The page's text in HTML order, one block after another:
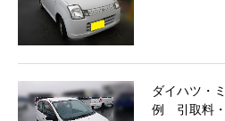
ダイハツ・
例 引取料